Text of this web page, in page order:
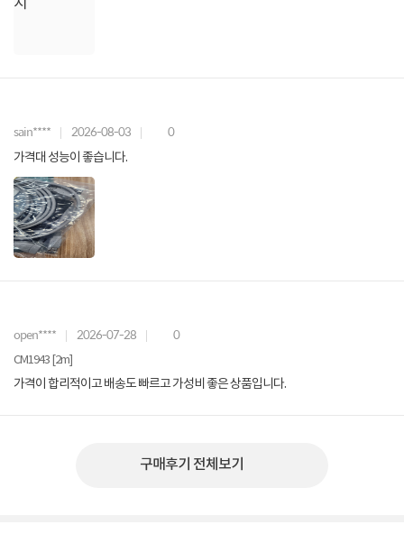
sain**** 2026-08-03 0
가격대 성능이 좋습니다.
open**** 2026-07-28 0
CM1943 [2m]
가격이 합리적이고 배송도 빠르고 가성비 좋은 상품입니다.
구매후기 전체보기